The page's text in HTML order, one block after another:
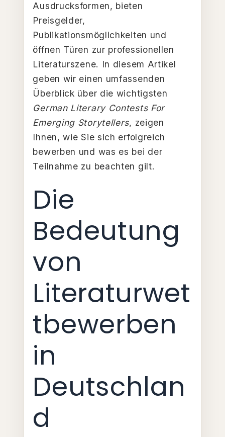
Ausdrucksformen, bieten
Preisgelder,
Publikationsmöglichkeiten und
öffnen Türen zur professionellen
Literaturszene. In diesem Artikel
geben wir einen umfassenden
Überblick über die wichtigsten
German Literary Contests For
Emerging Storytellers, zeigen
Ihnen, wie Sie sich erfolgreich
bewerben und was es bei der
Teilnahme zu beachten gilt.
Die
Bedeutung
von
Literaturwet
tbewerben
in
Deutschlan
d